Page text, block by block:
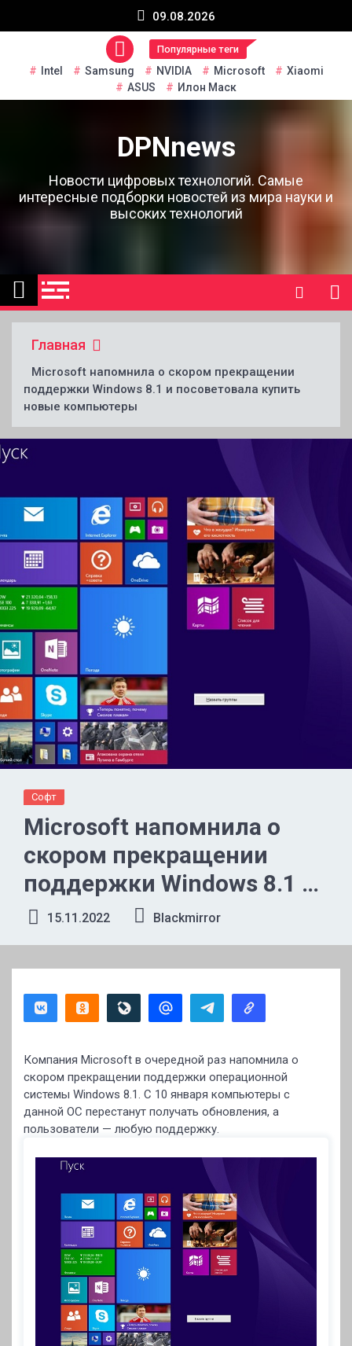
09.08.2026
Популярные теги
Intel Samsung NVIDIA Microsoft
Xiaomi
ASUS
Илон Маск
DPNnews
Новости цифровых технологий. Самые
интересные подборки новостей из мира науки и
высоких технологий
Главная
Microsoft напомнила о скором прекращении
поддержки Windows 8.1 и посоветовала купить
новые компьютеры
Софт
Microsoft напомнила о
скором прекращении
поддержки Windows 8.1 и
посоветовала купить
новые компьютеры
15.11.2022 Blackmirror
Компания Microsoft в очередной раз напомнила о
скором прекращении поддержки операционной
системы Windows 8.1. С 10 января компьютеры с
данной ОС перестанут получать обновления, а
пользователи — любую поддержку.